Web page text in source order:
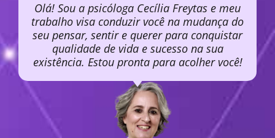
Olá! Sou a psicóloga Cecília Freytas e meu
trabalho visa conduzir você na mudança do
seu pensar, sentir e querer para conquistar
qualidade de vida e sucesso na sua
existência. Estou pronta para acolher você!